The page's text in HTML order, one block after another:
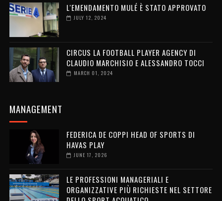
L'EMENDAMENTO MULÉ È STATO APPROVATO
JULY 12, 2024
CIRCUS LA FOOTBALL PLAYER AGENCY DI
CLAUDIO MARCHISIO E ALESSANDRO TOCCI
MARCH 01, 2024
MANAGEMENT
FEDERICA DE COPPI HEAD OF SPORTS DI
HAVAS PLAY
JUNE 17, 2026
LE PROFESSIONI MANAGERIALI E
ORGANIZZATIVE PIÙ RICHIESTE NEL SETTORE